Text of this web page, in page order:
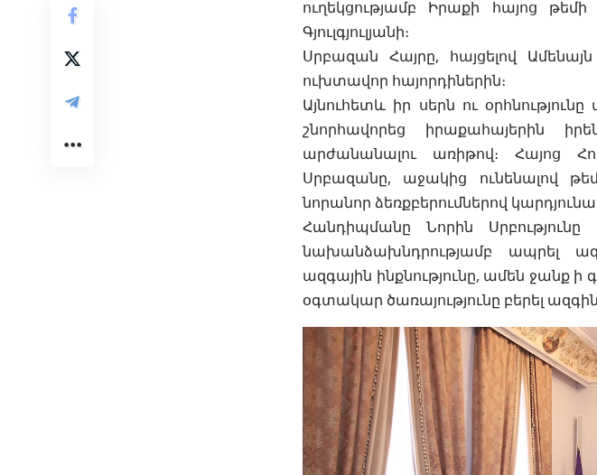
ուղեկցությամբ Իրաքի հայոց
Գյուլգյուլյանի։
Սրբազան Հայրը, հայցելով
ուխտավոր հայորդիներին։
Այնուհետև իր սերն ու
շնորհավորեց իրաքահայերին
արժանանալու առիթով։ Հայոց
Սրբազանը, աջակից ունենալով
նորանոր ձեռքբերումներով
Հանդիպմանը Նորին
նախանձախնդրությամբ ապրել
ազգային ինքնությունը, ամեն ջանք ի
օգտակար ծառայությունը բերել